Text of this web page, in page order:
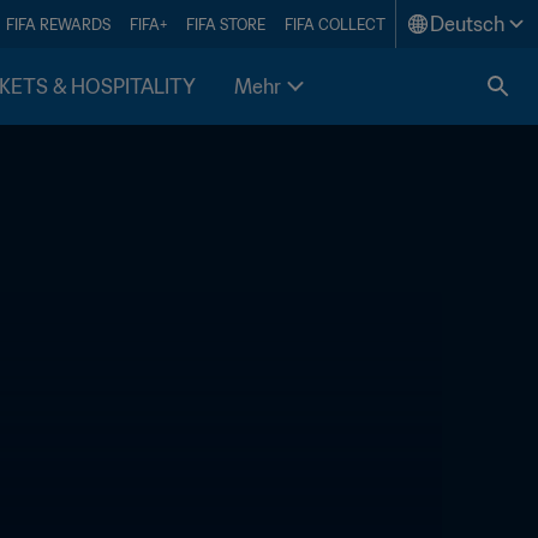
FIFA REWARDS FIFA+ FIFA STORE FIFA COLLECT Deutsch
& HOSPITALITY Mehr